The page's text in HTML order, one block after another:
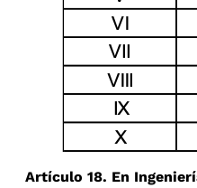
Artículo 18. En